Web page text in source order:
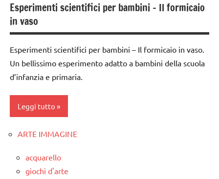
LINGUAGGIO
scienze:
animali
TUTTI GLI
PER ETA'
ARTICOLI
classi
1a-5a
3 ai
6
anni
LINGUAGGIO
poesie
animali
poesie e
Esperimenti scientifici per bambini – Il formicaio
in vaso
Esperimenti scientifici per bambini – Il formicaio in vaso.
Un bellissimo esperimento adatto a bambini della scuola
d’infanzia e primaria.
Leggi tutto
classi
ARTE IMMAGINE
acquarello
giochi d'arte